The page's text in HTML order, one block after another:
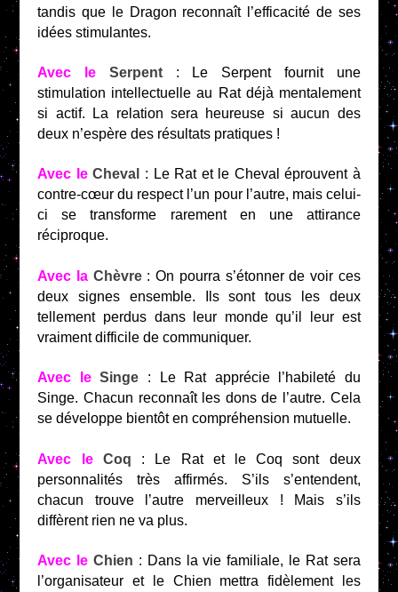
tandis que le Dragon reconnaît l’efficacité de ses
idées stimulantes.
Avec le Serpent
: Le Serpent fournit une
stimulation intellectuelle au Rat déjà mentalement
si actif. La relation sera heureuse si aucun des
deux n’espère des résultats pratiques !
Avec leCheval
: Le Rat et le Cheval éprouvent à
contre-cœur du respect l’un pour l’autre, mais celui-
ci se transforme rarement en une attirance
réciproque.
Avec la Chèvre : On pourra s’étonner de voir ces
deux signes ensemble. Ils sont tous les deux
tellement perdus dans leur monde qu’il leur est
vraiment difficile de communiquer.
Avec leSinge
: Le Rat apprécie l’habileté du
Singe. Chacun reconnaît les dons de l’autre. Cela
se développe bientôt en compréhension mutuelle.
Avec le Coq
: Le Rat et le Coq sont deux
personnalités très affirmés. S’ils s’entendent,
chacun trouve l’autre merveilleux ! Mais s’ils
diffèrent rien ne va plus.
Avec leChien : Dans la vie familiale, le Rat sera
l’organisateur et le Chien mettra fidèlement les